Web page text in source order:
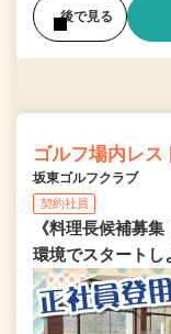
後で見る
ゴルフ場内レス
坂東ゴルフクラブ
契約社員
《料理長候補募
環境でスタートし